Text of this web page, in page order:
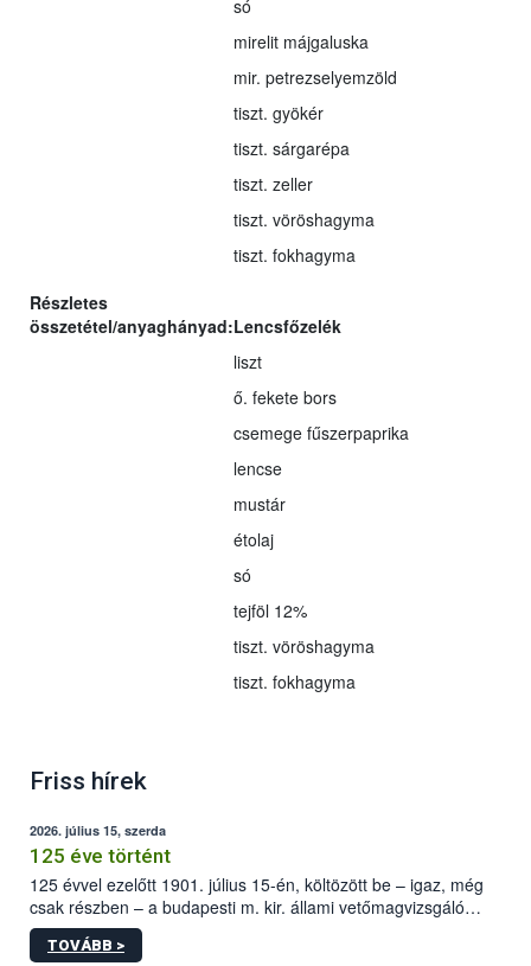
Részletes
összetétel/anyaghányad:
só
mirelit májgaluska
mir. petrezselyemzöld
tiszt. gyökér
tiszt. sárgarépa
tiszt. zeller
tiszt. vöröshagyma
tiszt. fokhagyma
Lencsfőzelék
liszt
ő. fekete bors
csemege fűszerpaprika
lencse
mustár
étolaj
só
tejföl 12%
tiszt. vöröshagyma
tiszt. fokhagyma
Friss hírek
2026. július 15, szerda
125 éve történt
125 évvel ezelőtt 1901. július 15-én, költözött be – igaz, még
csak részben – a budapesti m. kir. állami vetőmagvizsgáló
állomás a Kis Rókus utca 15. szám alatti, Czigler Győző által
tervezett új épületébe.
TOVÁBB >